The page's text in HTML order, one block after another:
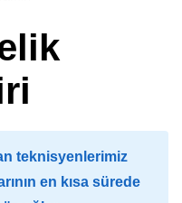
teknisyenlerimiz
en kısa sürede